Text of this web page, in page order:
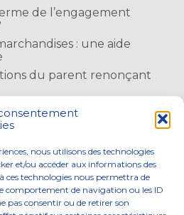
nous utilisons des technologies
et/ou accéder aux informations des
ces technologies nous permettra de
comportement de navigation ou les ID
pas consentir ou de retirer son
de l’engagement
: une aide
du parent renonçant
: une année de plus